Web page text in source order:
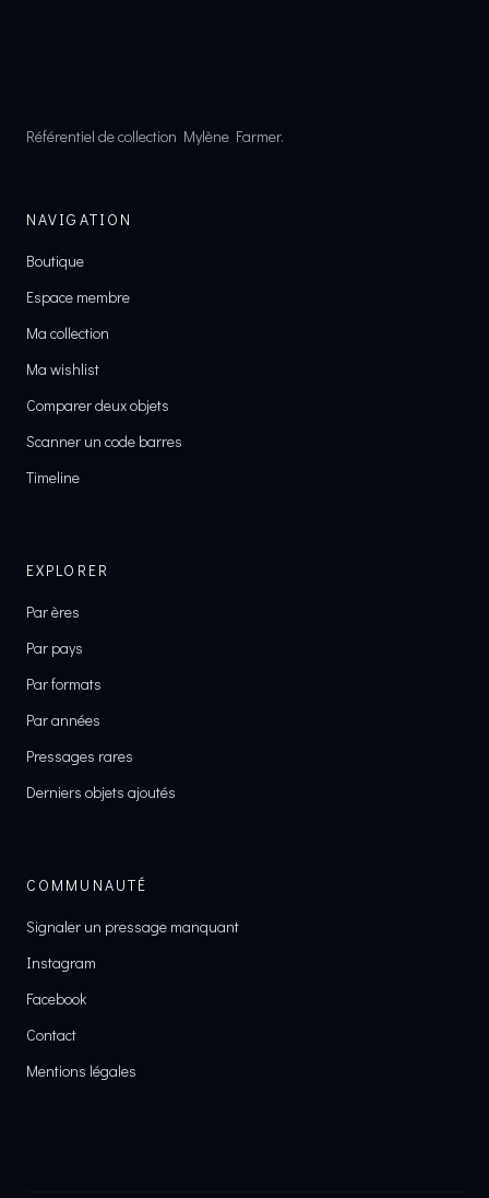
Référentiel de collection Mylène Farmer.
NAVIGATION
Boutique
Espace membre
Ma collection
Ma wishlist
Comparer deux objets
Scanner un code barres
Timeline
EXPLORER
Par ères
Par pays
Par formats
Par années
Pressages rares
Derniers objets ajoutés
COMMUNAUTÉ
Signaler un pressage manquant
Instagram
Facebook
Contact
Mentions légales